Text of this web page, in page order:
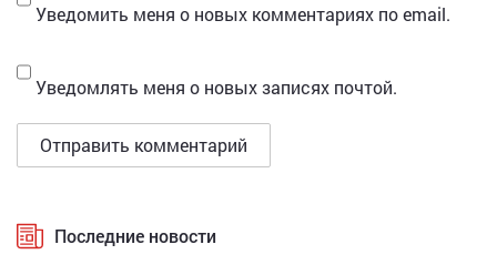
Уведомить меня о новых комментариях по email.
Уведомлять меня о новых записях почтой.
Последние новости